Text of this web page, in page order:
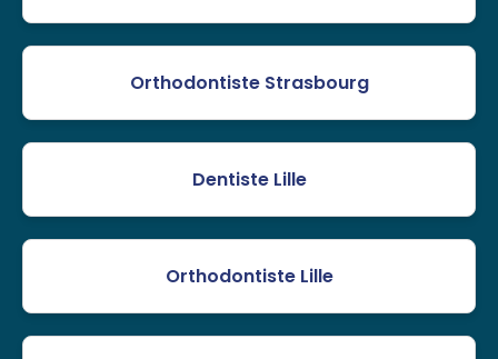
Orthodontiste Strasbourg
Dentiste Lille
Orthodontiste Lille